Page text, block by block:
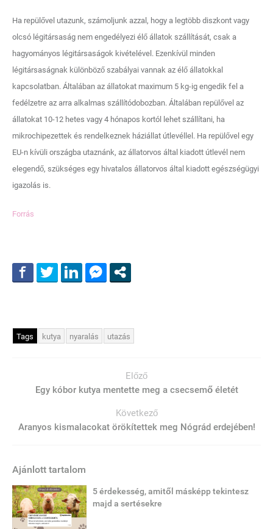
Ha repülővel utazunk, számoljunk azzal, hogy a legtöbb diszkont vagy
olcsó légitársaság nem engedélyezi élő állatok szállítását, csak a
hagyományos légitársaságok kivételével. Ezenkívül minden
légitársaságnak különböző szabályai vannak az élő állatokkal
kapcsolatban. Általában az állatokat maximum 5 kg-ig engedik fel a
fedélzetre az arra alkalmas szállítódobozban. Általában repülővel az
állatokat 10-12 hetes vagy 4 hónapos kortól lehet szállítani, ha
mikrochipezettek és rendelkeznek háziállat útlevéllel. Ha repülővel egy
EU-n kívüli országba utaznánk, az állatorvos által kiadott útlevél nem
elegendő, szükséges egy hivatalos állatorvos által kiadott egészségügyi
igazolás is.
Forrás
Tags kutya nyaralás utazás
Előző
Egy kóbor kutya mentette meg a csecsemő életét
Következő
Aranyos kismalacokat örökítettek meg Nógrád erdejében!
Ajánlott tartalom
5 érdekesség, amitől másképp tekintesz
majd a sertésekre